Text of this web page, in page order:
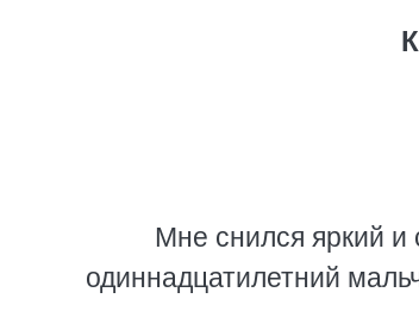
Мне снился яркий и
одиннадцатилетний